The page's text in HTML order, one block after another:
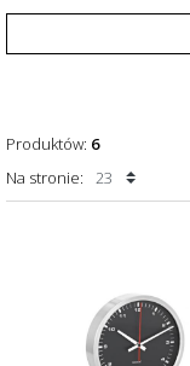
Produktów: 6
Na stronie: